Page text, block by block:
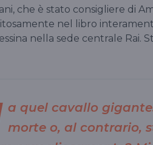
che è stato consigliere di
nel libro
nella sede centrale Rai.
a quel cavallo
morte o, al contrario,